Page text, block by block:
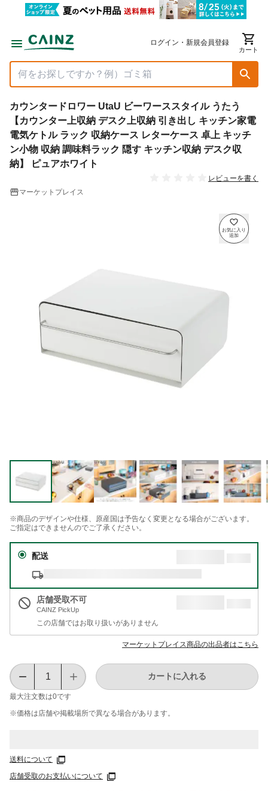
ログイン・新規会員登録
カート
カウンタードロワー UtaU ビーワーススタイル うたう
【カウンター上収納 デスク上収納 引き出し キッチン家電
電気ケトル ラック 収納ケース レターケース 卓上 キッチ
ン小物 収納 調味料ラック 隠す キッチン収納 デスク収
納】 ピュアホワイト
レビューを書く
マーケットプレイス
※商品のデザインや仕様、原産国は予告なく変更となる場合がございます。
ご指定はできませんのでご了承ください。
配送
店舗受取不可
CAINZ PickUp
この店舗ではお取り扱いがありません
マーケットプレイス商品の出品者はこちら
最大注文数は0です
カートに入れる
※価格は​店舗や​掲載場所で​異なる​場合が​あります。
送料について
店舗受取のお支払いについて